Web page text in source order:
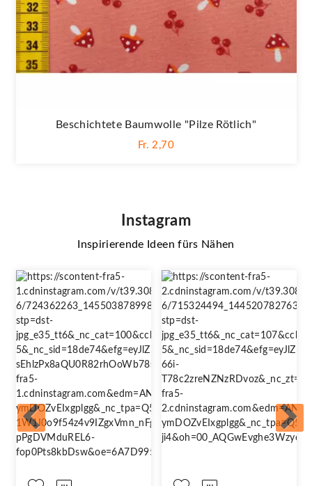
Beschichtete Baumwolle "Pilze Rötlich"
Fr. 2,70
Instagram
Inspirierende Ideen fürs Nähen